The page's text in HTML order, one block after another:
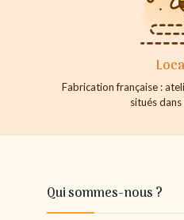
Fabrication française :
situés dans
Qui sommes-nous ?